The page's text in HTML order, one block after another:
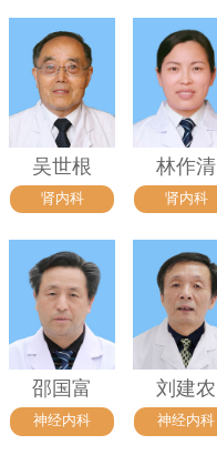
吴世根
肾内科
林作清
肾内科
邵国富
神经内科
刘建农
神经内科